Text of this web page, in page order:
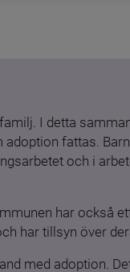
I detta
fattas.
och i
har också
har tillsyn över
med adoption.